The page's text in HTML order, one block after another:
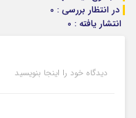
در انتظار بررسی : 0
انتشار یافته : 0
دیدگاه خود را اینجا بنویسید